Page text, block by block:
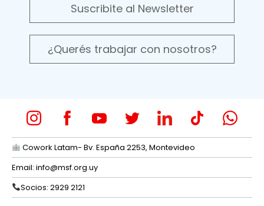
Suscribite al Newsletter
¿Querés trabajar con nosotros?
Cowork Latam- Bv. España 2253, Montevideo
Email: info@msf.org.uy
Socios: 2929 2121